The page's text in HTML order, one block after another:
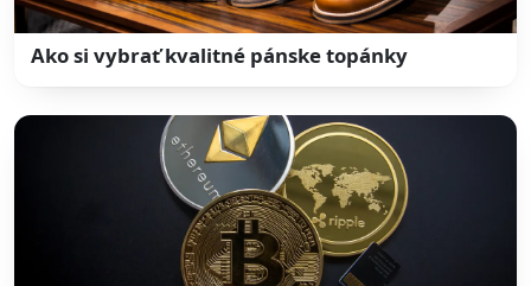
Ako si vybrať kvalitné pánske topánky